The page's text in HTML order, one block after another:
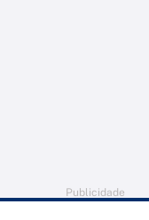
Publicidade